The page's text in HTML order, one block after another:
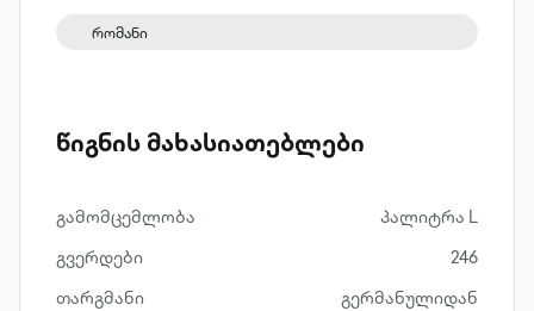
რომანი
წიგნის მახასიათებლები
გამომცემლობა
პალიტრა L
გვერდები
246
თარგმანი
გერმანულიდან